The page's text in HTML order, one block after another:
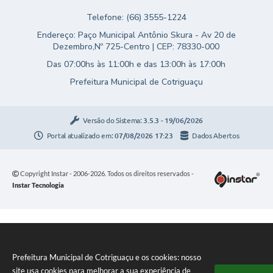
Prefeitura Municipal de Cotriguaçu e os cookies: nosso
site usa cookies para melhorar a sua experiência de
Telefone: (66) 3555-1224
Endereço: Paço Municipal Antônio Skura - Av 20 de
Dezembro,Nº 725-Centro | CEP: 78330-000
Das 07:00hs às 11:00h e das 13:00h às 17:00h
Prefeitura Municipal de Cotriguaçu
Versão do Sistema: 3.5.3 - 19/06/2026
Portal atualizado em:07/08/2026 17:23 Dados Abertos
Copyright Instar - 2006-2026. Todos os direitos reservados -
Instar Tecnologia